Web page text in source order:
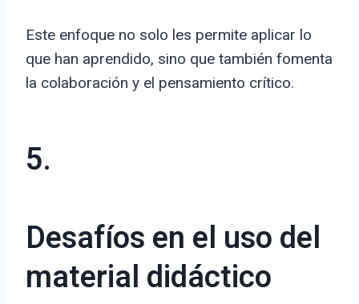
Este enfoque no solo les permite aplicar lo
que han aprendido, sino que también fomenta
la colaboración y el pensamiento crítico.
5.
Desafíos en el uso del
material didáctico